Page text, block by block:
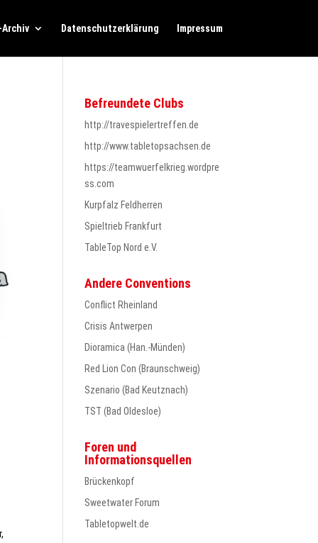
Datenschutzerklärung Impressum
Befreundete Clubs
http://travespielertreffen.de
http://www.tabletopsachsen.de
https://teamwuerfelkrieg.wordpre
ss.com
Kurpfalz Feldherren
Spieltrieb Frankfurt
TableTop Nord e.V.
Andere Conventions
Conflict Rheinland
Crisis Antwerpen
Dioramica (Han.-Münden)
Red Lion Con (Braunschweig)
Szenario (Bad Keutznach)
TST (Bad Oldesloe)
Foren und
Informationsquellen
Brückenkopf
Sweetwater Forum
Tabletopwelt.de